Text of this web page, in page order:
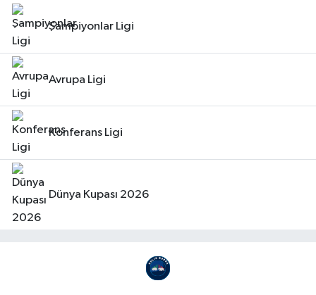
Şampiyonlar Ligi
Avrupa Ligi
Konferans Ligi
Dünya Kupası 2026